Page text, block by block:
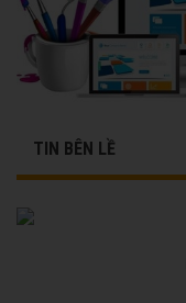
TIN BÊN LỀ